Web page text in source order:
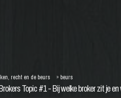
Topic #1 - Bij welke broker zit je
recht en de beurs » beurs